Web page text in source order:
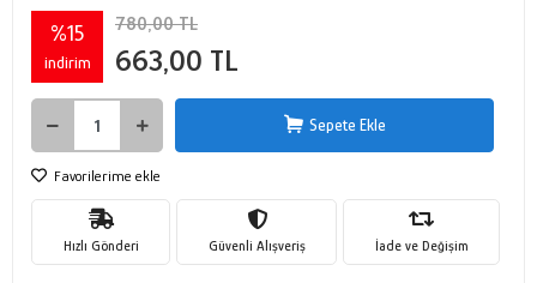
%15
indirim
780,00 TL
663,00 TL
Sepete Ekle
Favorilerime ekle
Hızlı Gönderi Güvenli Alışveriş İade ve Değişim